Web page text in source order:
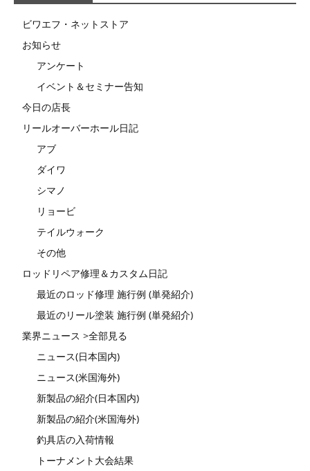
ビワエフ・ネットストア
お知らせ
アンケート
イベント＆セミナー告知
今日の店長
リールオーバーホール日記
アブ
ダイワ
シマノ
リョービ
テイルウォーク
その他
ロッドリペア修理＆カスタム日記
最近のロッド修理 施行例 (単発紹介)
最近のリール塗装 施行例 (単発紹介)
業界ニュース >全部見る
ニュース(日本国内)
ニュース(米国海外)
新製品の紹介(日本国内)
新製品の紹介(米国海外)
釣具店の入荷情報
トーナメント大会結果